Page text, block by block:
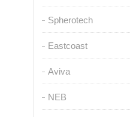
Spherotech
Eastcoast
Aviva
NEB